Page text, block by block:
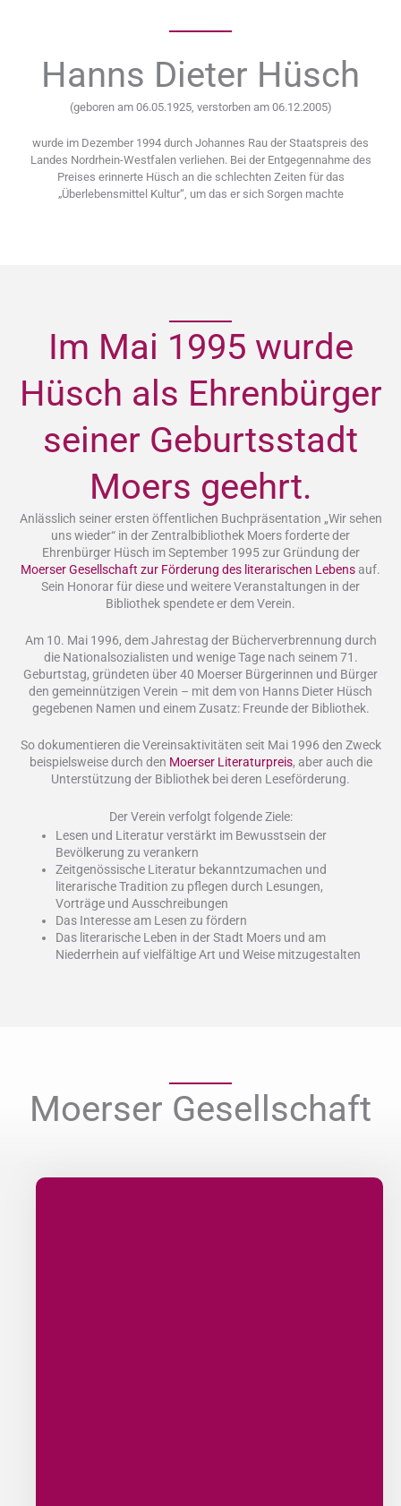
Hanns Dieter Hüsch
(geboren am 06.05.1925, verstorben am 06.12.2005)
wurde im Dezember 1994 durch Johannes Rau der Staatspreis des
Landes Nordrhein-Westfalen verliehen. Bei der Entgegennahme des
Preises erinnerte Hüsch an die schlechten Zeiten für das
„Überlebensmittel Kultur“, um das er sich Sorgen machte
Im Mai 1995 wurde
Hüsch als Ehrenbürger
seiner Geburtsstadt
Moers geehrt.
Anlässlich seiner ersten öffentlichen Buchpräsentation „Wir sehen
uns wieder“ in der Zentralbibliothek Moers forderte der
Ehrenbürger Hüsch im September 1995 zur Gründung der
Moerser Gesellschaft zur Förderung des literarischen Lebensauf.
Sein Honorar für diese und weitere Veranstaltungen in der
Bibliothek spendete er dem Verein.
Am 10. Mai 1996, dem Jahrestag der Bücherverbrennung durch
die Nationalsozialisten und wenige Tage nach seinem 71.
Geburtstag, gründeten über 40 Moerser Bürgerinnen und Bürger
den gemeinnützigen Verein – mit dem von Hanns Dieter Hüsch
gegebenen Namen und einem Zusatz: Freunde der Bibliothek.
So dokumentieren die Vereinsaktivitäten seit Mai 1996 den Zweck
beispielsweise durch den Moerser Literaturpreis, aber auch die
Unterstützung der Bibliothek bei deren Leseförderung.
Der Verein verfolgt folgende Ziele:
Lesen und Literatur verstärkt im Bewusstsein der
Bevölkerung zu verankern
Zeitgenössische Literatur bekanntzumachen und
literarische Tradition zu pflegen durch Lesungen,
Vorträge und Ausschreibungen
Das Interesse am Lesen zu fördern
Das literarische Leben in der Stadt Moers und am
Niederrhein auf vielfältige Art und Weise mitzugestalten
Moerser Gesellschaft